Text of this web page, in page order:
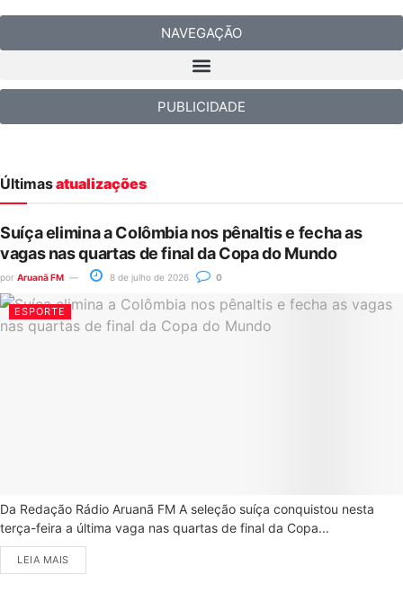
NAVEGAÇÃO
PUBLICIDADE
Últimasatualizações
Suíça elimina a Colômbia nos pênaltis e fecha as
vagas nas quartas de final da Copa do Mundo
por Aruanã FM 8 de julho de 2026 0
ESPORTE
Da Redação Rádio Aruanã FM A seleção suíça conquistou nesta
terça-feira a última vaga nas quartas de final da Copa...
LEIA MAIS